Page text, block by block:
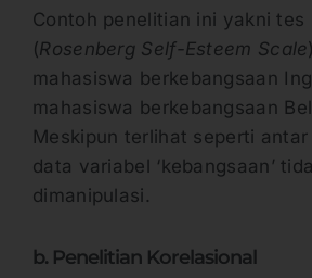
Contoh penelitian ini yakni tes
(Rosenberg Self-Esteem Scale
mahasiswa berkebangsaan
mahasiswa berkebangsaan
Meskipun terlihat seperti
data variabel ‘kebangsaan’
dimanipulasi.
b. Penelitian Korelasional